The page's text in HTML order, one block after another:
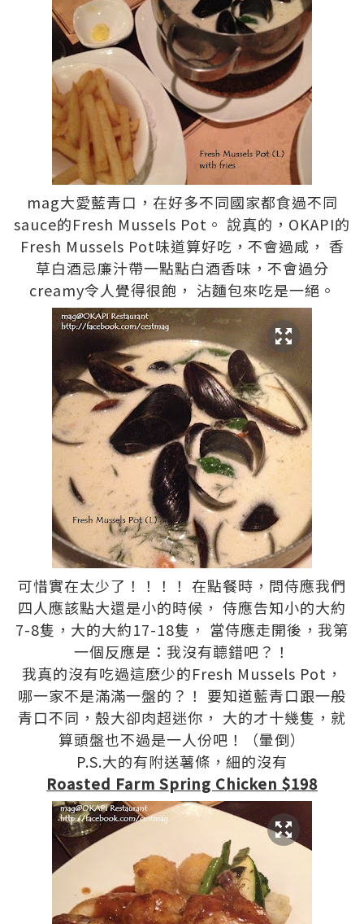
mag大愛藍青口，在好多不同國家都食過不同
sauce的Fresh Mussels Pot。 說真的，OKAPI的
Fresh Mussels Pot味道算好吃，不會過咸， 香
草白酒忌廉汁帶一點點白酒香味，不會過分
creamy令人覺得很飽， 沾麵包來吃是一絕。
可惜實在太少了！！！！ 在點餐時，問侍應我們
四人應該點大還是小的時候， 侍應告知小的大約
7-8隻，大的大約17-18隻， 當侍應走開後，我第
一個反應是：我沒有聼錯吧？！
我真的沒有吃過這麽少的Fresh Mussels Pot，
哪一家不是滿滿一盤的？！ 要知道藍青口跟一般
青口不同，殼大卻肉超迷你， 大的才十幾隻，就
算頭盤也不過是一人份吧！（暈倒）
P.S.大的有附送薯條，細的沒有
Roasted Farm Spring Chicken $198